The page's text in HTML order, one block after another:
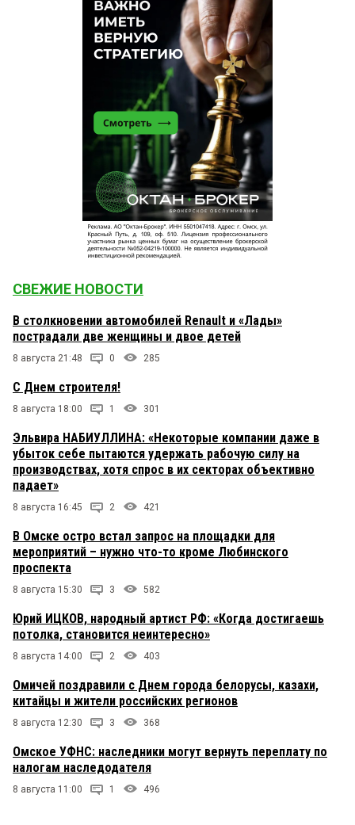
СВЕЖИЕ НОВОСТИ
В столкновении автомобилей Renault и «Лады»
пострадали две женщины и двое детей
8 августа 21:48 0 285
С Днем строителя!
8 августа 18:00 1 301
Эльвира НАБИУЛЛИНА: «Некоторые компании даже в
убыток себе пытаются удержать рабочую силу на
производствах, хотя спрос в их секторах объективно
падает»
8 августа 16:45 2 421
В Омске остро встал запрос на площадки для
мероприятий – нужно что-то кроме Любинского
проспекта
8 августа 15:30 3 582
Юрий ИЦКОВ, народный артист РФ: «Когда достигаешь
потолка, становится неинтересно»
8 августа 14:00 2 403
Омичей поздравили с Днем города белорусы, казахи,
китайцы и жители российских регионов
8 августа 12:30 3 368
Омское УФНС: наследники могут вернуть переплату по
налогам наследодателя
8 августа 11:00 1 496